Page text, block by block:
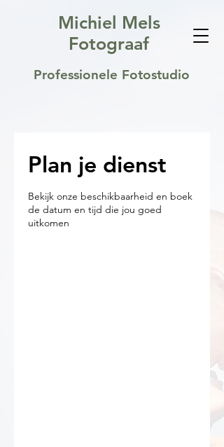
Michiel Mels
Fotograaf
Professionele Fotostudio
Plan je dienst
Bekijk onze beschikbaarheid en boek
de datum en tijd die jou goed
uitkomen